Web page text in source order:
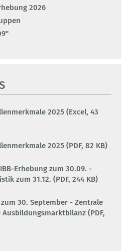
2026
2025 (Excel, 43
2025 (PDF, 82 KB)
Erhebung zum 30.09. -
zum 31.12. (PDF, 244 KB)
30. September - Zentrale
(PDF,